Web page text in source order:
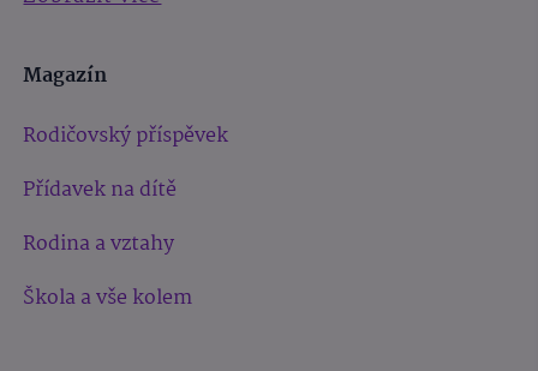
Magazín
Rodičovský příspěvek
Přídavek na dítě
Rodina a vztahy
Škola a vše kolem